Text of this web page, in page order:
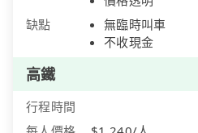
缺點
無臨時叫車
不收現金
高鐵
行程時間